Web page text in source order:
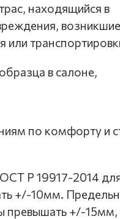
находящийся в
возникшие
или
в салоне,
по комфорту и
Р 19917-2014
+/-10мм.
превышать +/-15мм,